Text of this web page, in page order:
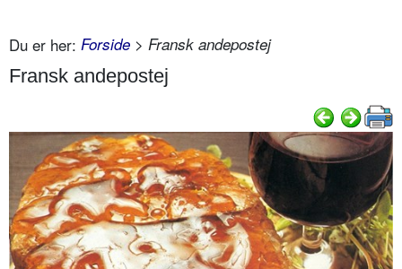
Du er her: Forside > Fransk andepostej
Fransk andepostej